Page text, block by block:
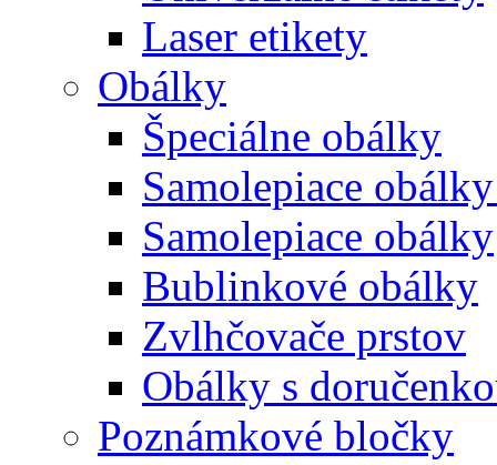
Laser etikety
Obálky
Špeciálne obálky
Samolepiace
Samolepiace obálky
Bublinkové obálky
Zvlhčovače prstov
Obálky s
Poznámkové bločky